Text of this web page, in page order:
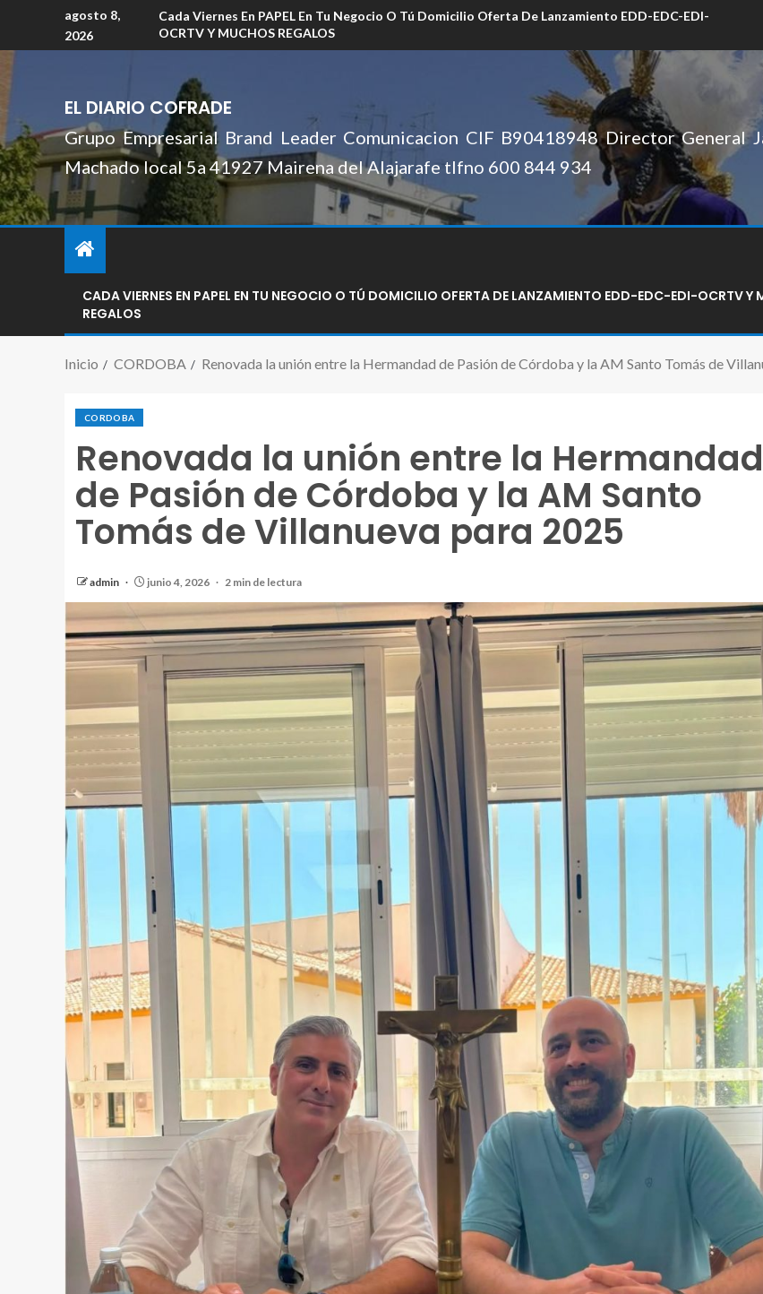
agosto 8,
2026
Cada Viernes En PAPEL En Tu Negocio O Tú Domicilio Oferta De Lanzamiento EDD-EDC-EDI-
OCRTV Y MUCHOS REGALOS
EL DIARIO COFRADE
Grupo Empresarial Brand Leader Comunicacion CIF B90418948 Director General
Machado local 5a 41927 Mairena del Alajarafe tlfno 600 844 934
CADA VIERNES EN PAPEL EN TU NEGOCIO O TÚ DOMICILIO OFERTA DE LANZAMIENTO EDD-EDC-EDI-OCRTV Y
REGALOS
Inicio CORDOBA Renovada la unión entre la Hermandad de Pasión de Córdoba y la AM Santo Tomás de
CORDOBA
Renovada la unión entre la Hermandad
de Pasión de Córdoba y la AM Santo
Tomás de Villanueva para 2025
admin junio 4, 2026 2 min de lectura